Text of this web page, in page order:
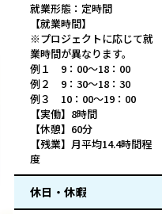
就業形態：定時間
【就業時間】
※プロジェクトに応じて就
業時間が異なります。
例１ 9：00〜18：00
例２ 9：30〜18：30
例３ 10：00〜19：00
【実働】8時間
【休憩】60分
【残業】月平均14.4時間程
度
休日・休暇